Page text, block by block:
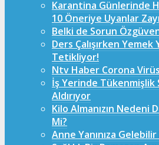
Karantina Günlerinde
10 Öneriye Uyanlar
Belki de Sorun
Ders Çalışırken
Tetikliyor!
Ntv Haber Corona
İş Yerinde Tükenmişlik
Aldırıyor
Kilo Almanızın Nedeni
Mi?
Anne Yanınıza